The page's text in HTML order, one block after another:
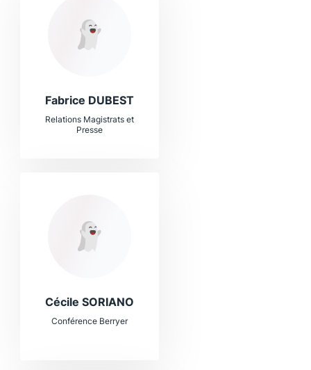
Fabrice DUBEST
Relations Magistrats et
Presse
Cécile SORIANO
Conférence Berryer